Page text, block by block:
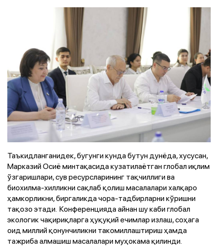
Таъкидланганидек, бугунги кунда бутун дунёда, хусусан,
Марказий Осиё минтақасида кузатилаётган глобал иқлим
ўзгаришлари, сув ресурсларининг тақчиллиги ва
биохилма-хилликни сақлаб қолиш масалалари халқаро
ҳамкорликни, биргаликда чора-тадбирларни кўришни
тақозо этади. Конференцияда айнан шу каби глобал
экологик чақириқларга ҳуқуқий ечимлар излаш, соҳага
оид миллий қонунчиликни такомиллаштириш ҳамда
тажриба алмашиш масалалари муҳокама қилинди.